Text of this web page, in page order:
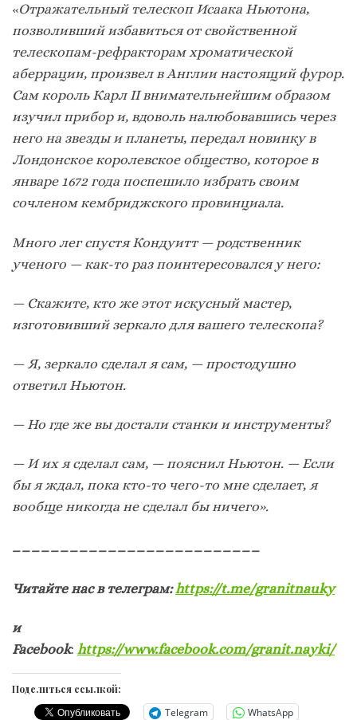
«Отражательный телескоп Исаака Ньютона,
позволивший избавиться от свойственной
телескопам-рефракторам хроматической
аберрации, произвел в Англии настоящий фурор.
Сам король Карл II внимательнейшим образом
изучил прибор и, вдоволь налюбовавшись через
него на звезды и планеты, передал новинку в
Лондонское королевское общество, которое в
январе 1672 года поспешило избрать своим
сочленом кембриджского провинциала.
Много лег спустя Кондуитт — родственник
ученого — как-то раз поинтересовался у него:
— Скажите, кто же этот искусный мастер,
изготовивший зеркало для вашего телескопа?
— Я, зеркало сделал я сам, — простодушно
ответил Ньютон.
— Но где же вы достали станки и инструменты?
— И их я сделал сам, — пояснил Ньютон. ­— Если
бы я ждал, пока кто-то чего-то мне сделает, я
вообще никогда не сделал бы ничего».
Читайте нас в телеграм:https://t.me/granitnauky
и
Facebook: https://www.facebook.com/granit.nayki/
Поделиться ссылкой:
Telegram WhatsApp